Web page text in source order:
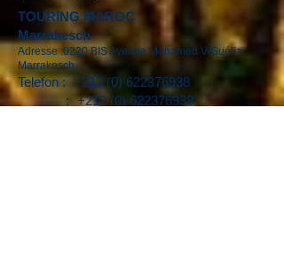
TOURING MAROC
Marrakesch
Adresse :0220 BIS Avenue Mohamed V-Guéliz-
Marrakesch
Telefon : +212 (0) 622376938
: +212 (0) 622376938